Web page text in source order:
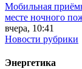
Мобильная
месте ночного
вчера, 10:41
Новости рубрики
Энергетика